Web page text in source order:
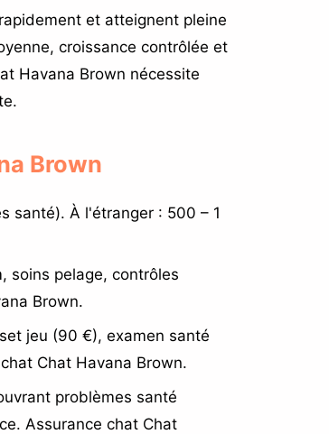
et atteignent pleine
croissance contrôlée et
Havana Brown nécessite
Brown
santé). À l'étranger : 500 – 1
soins pelage, contrôles
Brown.
jeu (90 €), examen santé
Chat Havana Brown.
problèmes santé
Assurance chat Chat